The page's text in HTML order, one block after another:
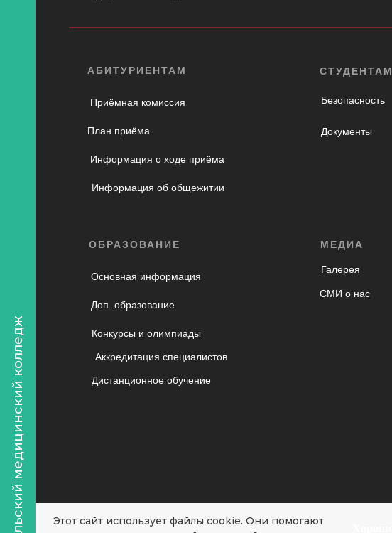
Уральский медицинский колледж
СТУДЕНТАМ
Безопасность
Документы
АБИТУРИЕНТАМ
Приёмная комиссия
План приёма
Информация о ходе приёма
Информация об общежитии
ОБРАЗОВАНИЕ
Основная информация
Доп. образование
Конкурсы и олимпиады
Аккредитация специалистов
Дистанционное обучение
МЕДИА
Галерея
СМИ о нас
Этот сайт использует файлы cookie. Они помогают